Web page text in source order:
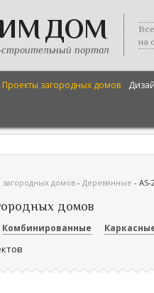
ДОМ
портал
на
Проекты загородных домов
домов- Деревянные - AS-
домов
Комбинированные